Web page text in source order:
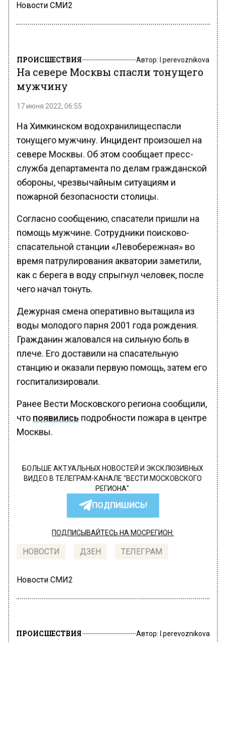
Новости СМИ2
ПРОИСШЕСТВИЯ Автор: l.perevoznikova
На севере Москвы спасли тонущего
мужчину
17 июня 2022, 06:55
На Химкинском водохранилищеспасли
тонущего мужчину. Инцидент произошел на
севере Москвы. Об этом сообщает пресс-
служба департамента по делам гражданской
обороны, чрезвычайным ситуациям и
пожарной безопасности столицы.
Согласно сообщению, спасатели пришли на
помощь мужчине. Сотрудники поисково-
спасательной станции «Левобережная» во
время патрулирования акватории заметили,
как с берега в воду спрыгнул человек, после
чего начал тонуть.
Дежурная смена оперативно вытащила из
воды молодого парня 2001 года рождения.
Гражданин жаловался на сильную боль в
плече. Его доставили на спасательную
станцию и оказали первую помощь, затем его
госпитализировали.
Ранее Вести Московского региона сообщили,
чтопоявились подробности пожара в центре
Москвы.
БОЛЬШЕ АКТУАЛЬНЫХ НОВОСТЕЙ И ЭКСКЛЮЗИВНЫХ
ВИДЕО В ТЕЛЕГРАМ-КАНАЛЕ "ВЕСТИ МОСКОВСКОГО
РЕГИОНА".
ПОДПИШИСЬ!
ПОДПИСЫВАЙТЕСЬ НА МОСРЕГИОН:
НОВОСТИ ДЗЕН ТЕЛЕГРАМ
Новости СМИ2
ПРОИСШЕСТВИЯ Автор: l.perevoznikova